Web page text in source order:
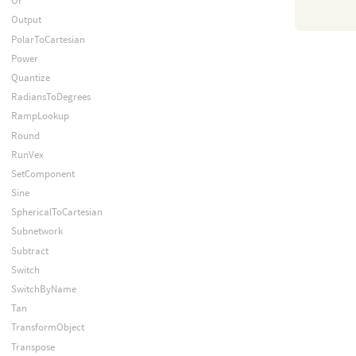
Output
PolarToCartesian
Power
Quantize
RadiansToDegrees
RampLookup
Round
RunVex
SetComponent
Sine
SphericalToCartesian
Subnetwork
Subtract
Switch
SwitchByName
Tan
TransformObject
Transpose